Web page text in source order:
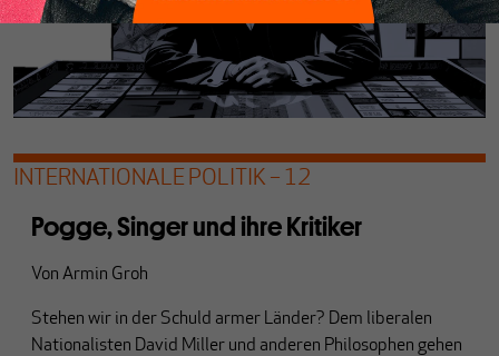
INTERNATIONALE POLITIK – 12
Pogge, Singer und ihre Kritiker
Von Armin Groh
Stehen wir in der Schuld armer Länder? Dem liberalen
Nationalisten David Miller und anderen Philosophen gehen